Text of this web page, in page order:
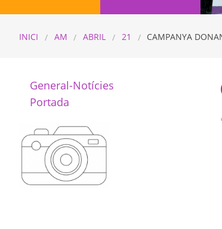
INICI AM ABRIL 21 CAMPANYA
General-Notícies
Portada